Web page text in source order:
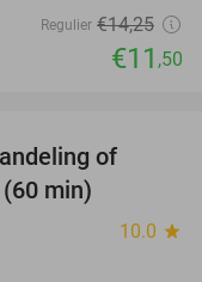
Regulier €14,25
€11 ,50
of
min)
10.0 star